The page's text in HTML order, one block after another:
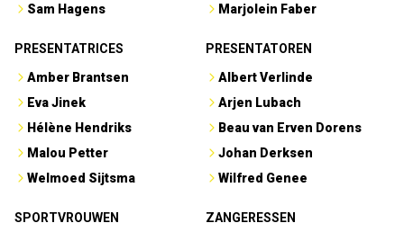
Sam Hagens
Marjolein Faber
PRESENTATRICES
Amber Brantsen
Eva Jinek
Hélène Hendriks
Malou Petter
Welmoed Sijtsma
PRESENTATOREN
Albert Verlinde
Arjen Lubach
Beau van Erven Dorens
Johan Derksen
Wilfred Genee
SPORTVROUWEN
ZANGERESSEN